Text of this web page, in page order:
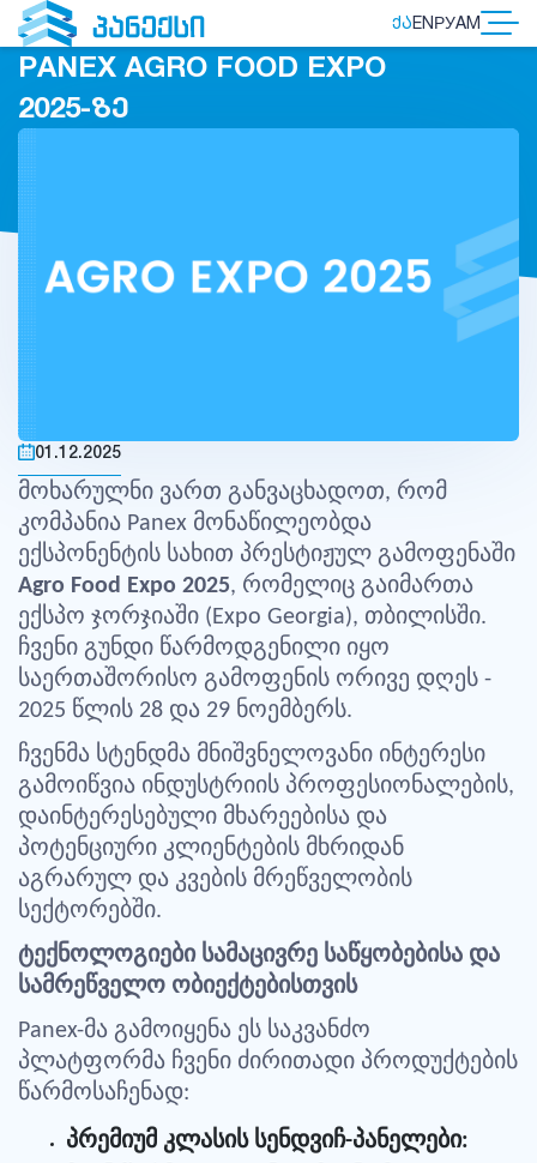
ᲥᲐENРУAM
PANEX AGRO FOOD EXPO
2025-ᲖᲔ
01.12.2025
მოხარულნი ვართ განვაცხადოთ, რომ
კომპანია Panex მონაწილეობდა
ექსპონენტის სახით პრესტიჟულ გამოფენაში
Agro Food Expo 2025, რომელიც გაიმართა
ექსპო ჯორჯიაში (Expo Georgia), თბილისში.
ჩვენი გუნდი წარმოდგენილი იყო
საერთაშორისო გამოფენის ორივე დღეს -
2025 წლის 28 და 29 ნოემბერს.
ჩვენმა სტენდმა მნიშვნელოვანი ინტერესი
გამოიწვია ინდუსტრიის პროფესიონალების,
დაინტერესებული მხარეებისა და
პოტენციური კლიენტების მხრიდან
აგრარულ და კვების მრეწველობის
სექტორებში.
ტექნოლოგიები სამაცივრე საწყობებისა და
სამრეწველო ობიექტებისთვის
Panex-მა გამოიყენა ეს საკვანძო
პლატფორმა ჩვენი ძირითადი პროდუქტების
წარმოსაჩენად:
პრემიუმ კლასის სენდვიჩ-პანელები: